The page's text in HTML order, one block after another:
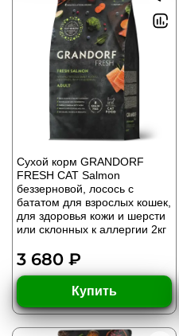
Сухой корм GRANDORF
FRESH CAT Salmon
беззерновой, лосось с
бататом для взрослых кошек,
для здоровья кожи и шерсти
или склонных к аллергии 2кг
3 680 ₽
Купить